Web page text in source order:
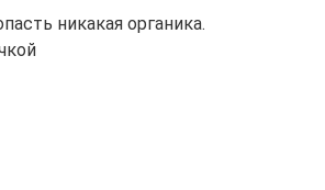
никакая органика.